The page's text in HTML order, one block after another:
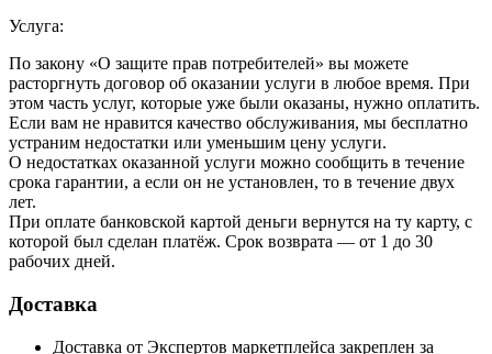
Услуга:
По закону «О защите прав потребителей» вы можете
расторгнуть договор об оказании услуги в любое время. При
этом часть услуг, которые уже были оказаны, нужно оплатить.
Если вам не нравится качество обслуживания, мы бесплатно
устраним недостатки или уменьшим цену услуги.
О недостатках оказанной услуги можно сообщить в течение
срока гарантии, а если он не установлен, то в течение двух
лет.
При оплате банковской картой деньги вернутся на ту карту, с
которой был сделан платёж. Срок возврата — от 1 до 30
рабочих дней.
Доставка
Доставка от Экспертов маркетплейса закреплен за